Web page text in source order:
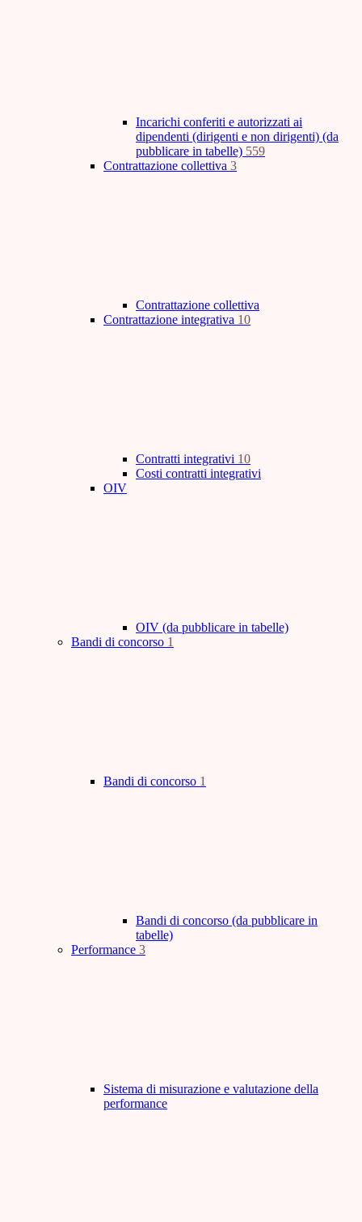
Incarichi conferiti e autorizzati ai
dipendenti (dirigenti e non dirigenti) (da
pubblicare in tabelle) 559
Contrattazione collettiva 3
Contrattazione collettiva
Contrattazione integrativa 10
Contratti integrativi 10
Costi contratti integrativi
OIV
OIV (da pubblicare in tabelle)
Bandi di concorso 1
Bandi di concorso 1
Bandi di concorso (da pubblicare in
tabelle)
Performance 3
Sistema di misurazione e valutazione della
performance